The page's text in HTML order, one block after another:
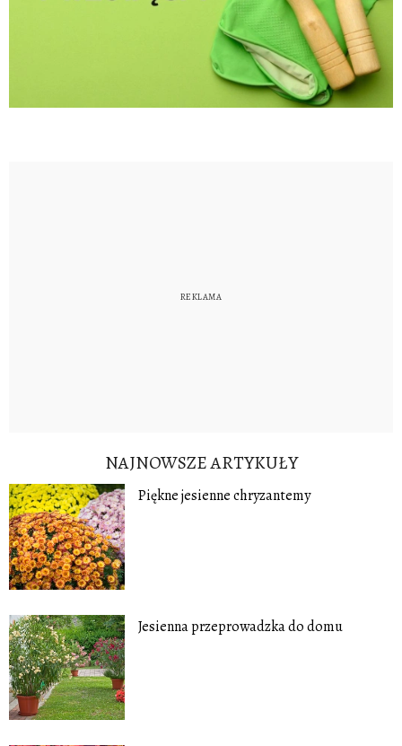
NAJNOWSZE ARTYKUŁY
Piękne jesienne chryzantemy
Jesienna przeprowadzka do domu